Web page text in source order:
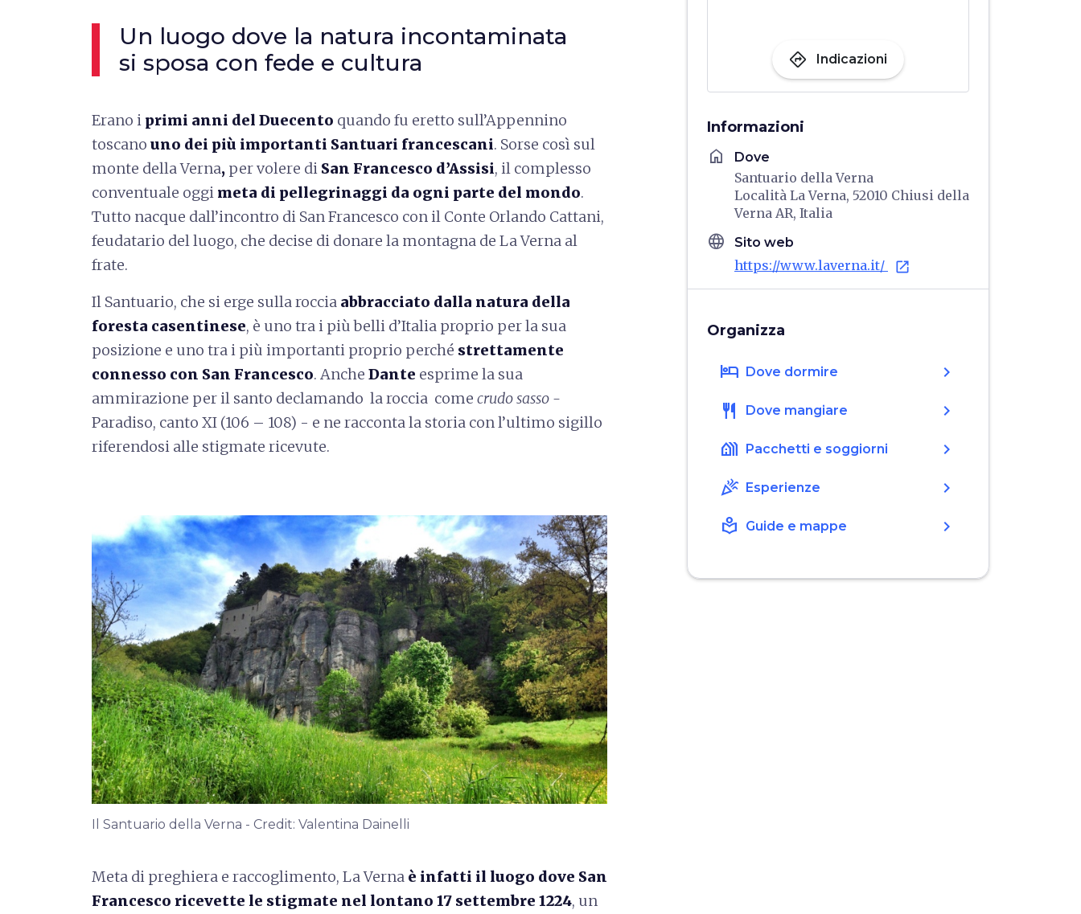
Un luogo dove la natura incontaminata
si sposa con fede e cultura
Erano i primi anni del Duecento quando fu eretto sull’Appennino
toscano uno dei più importanti Santuari francescani. Sorse così sul
monte della Verna, per volere di San Francesco d’Assisi, il complesso
conventuale oggi meta di pellegrinaggi da ogni parte del mondo.
Tutto nacque dall’incontro di San Francesco con il Conte Orlando Cattani,
feudatario del luogo, che decise di donare la montagna de La Verna al
frate.
Il Santuario, che si erge sulla roccia abbracciato dalla natura della
foresta casentinese, è uno tra i più belli d’Italia proprio per la sua
posizione e uno tra i più importanti proprio perché strettamente
connesso con San Francesco. Anche Dante esprime la sua
ammirazione per il santo declamando la roccia come crudo sasso -
Paradiso, canto XI (106 – 108) - e ne racconta la storia con l’ultimo sigillo
riferendosi alle stigmate ricevute.
Il Santuario della Verna - Credit: Valentina Dainelli
Meta di preghiera e raccoglimento, La Verna è infatti il luogo dove San
Francesco ricevette le stigmate nel lontano 17 settembre 1224, un
directions Indicazioni
Informazioni
home Dove
Santuario della Verna
Località La Verna, 52010 Chiusi della
Verna AR, Italia
language Sito web
https://www.laverna.it/ open_in_new
Organizza
hotel Dove dormire chevron_right
restaurant Dove mangiare chevron_right
holiday_village Pacchetti e soggiorni chevron_right
celebration Esperienze chevron_right
local_library Guide e mappe chevron_right